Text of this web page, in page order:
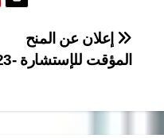
تصفّح
المقالات
إعلان عن المنح
المؤقت للإستشارة -23-